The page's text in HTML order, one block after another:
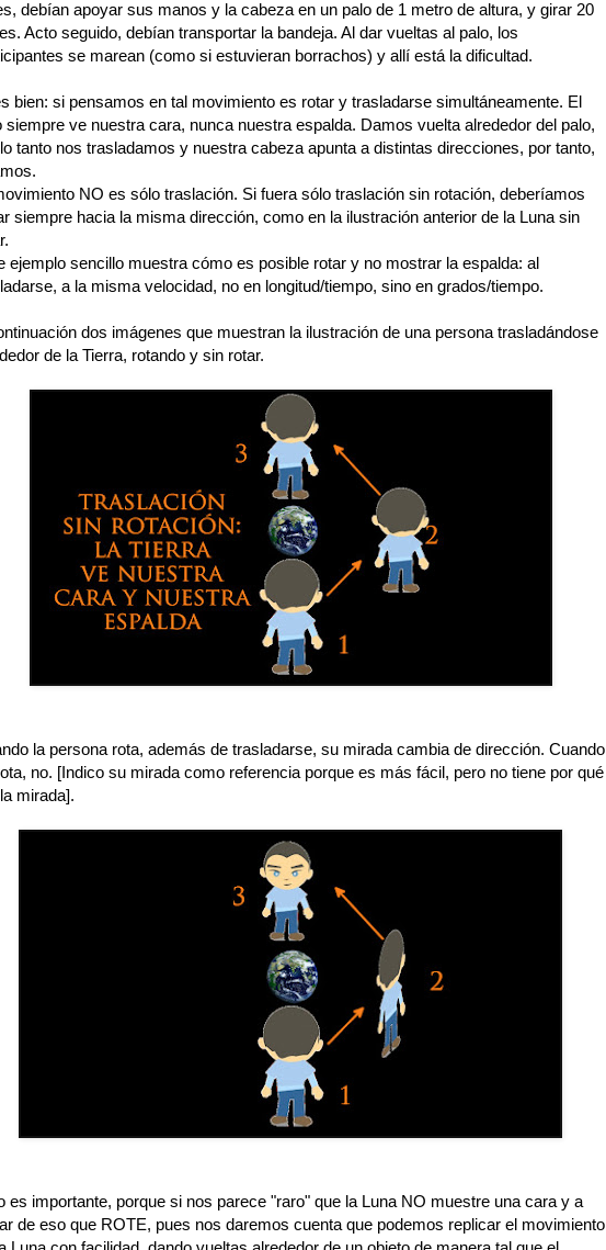
debían apoyar sus manos y la cabeza en un palo de 1 metro de altura, y girar 20
Acto seguido, debían transportar la bandeja. Al dar vueltas al palo, los
se marean (como si estuvieran borrachos) y allí está la dificultad.
bien: si pensamos en tal movimiento es rotar y trasladarse simultáneamente. El
siempre ve nuestra cara, nunca nuestra espalda. Damos vuelta alrededor del palo,
tanto nos trasladamos y nuestra cabeza apunta a distintas direcciones, por tanto,
NO es sólo traslación. Si fuera sólo traslación sin rotación, deberíamos
siempre hacia la misma dirección, como en la ilustración anterior de la Luna sin
ejemplo sencillo muestra cómo es posible rotar y no mostrar la espalda: al
a la misma velocidad, no en longitud/tiempo, sino en grados/tiempo.
dos imágenes que muestran la ilustración de una persona trasladándose
de la Tierra, rotando y sin rotar.
la persona rota, además de trasladarse, su mirada cambia de dirección. Cuando
no. [Indico su mirada como referencia porque es más fácil, pero no tiene por qué
mirada].
es importante, porque si nos parece "raro" que la Luna NO muestre una cara y a
de eso que ROTE, pues nos daremos cuenta que podemos replicar el movimiento